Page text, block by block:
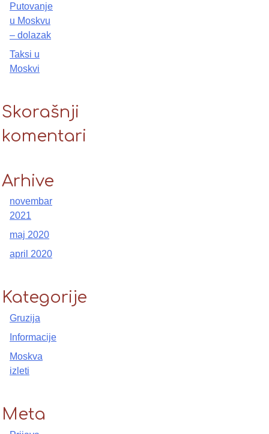
Putovanje
u Moskvu
– dolazak
Taksi u
Moskvi
Skorašnji
komentari
Arhive
novembar
2021
maj 2020
april 2020
Kategorije
Gruzija
Informacije
Moskva
izleti
Meta